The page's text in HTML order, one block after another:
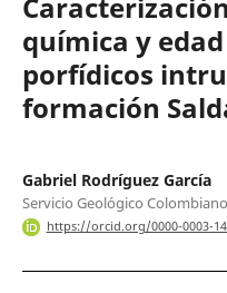
química y
porfídicos
formación
Gabriel Rodríguez García
Servicio Geológico
https://orcid.org/0000-0003-